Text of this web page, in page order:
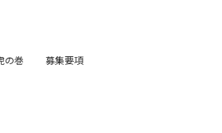
の巻
募集要項